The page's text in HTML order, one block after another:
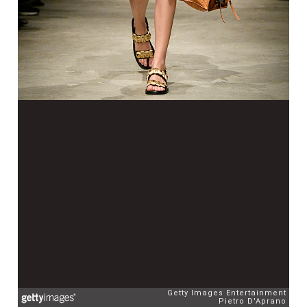
Getty Images Entertainment
Pietro D'Aprano